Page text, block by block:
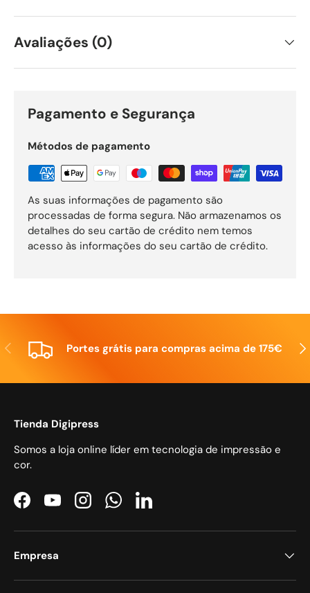
Avaliações (0)
Pagamento e Segurança
Métodos de pagamento
As suas informações de pagamento são
processadas de forma segura. Não armazenamos os
detalhes do seu cartão de crédito nem temos
acesso às informações do seu cartão de crédito.
Anterior Portes grátis para compras acima de 175€
Tienda Digipress
Somos a loja online líder em tecnologia de impressão e
cor.
FacebookYouTubeInstagramWhatsAppLinkedIn
Empresa